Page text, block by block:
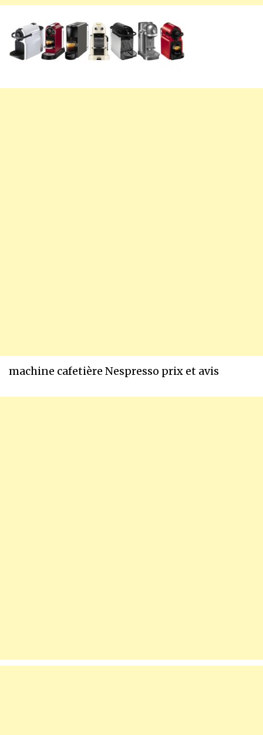
machine cafetière Nespresso prix et avis